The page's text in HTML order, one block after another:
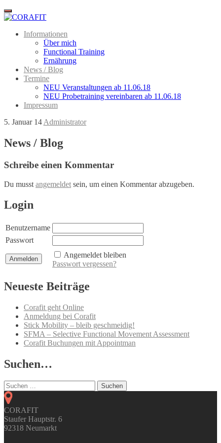
Menu
Informationen
Über mich
Functional Training
Ernährung
News / Blog
Termine
NEU Veranstaltungen ab 11.06.18
NEU Probetraining vereinbaren ab 11.06.18
Impressum
5. Januar 14 Administrator
News / Blog
Schreibe einen Kommentar
Du musst angemeldet sein, um einen Kommentar abzugeben.
Login
Benutzername
Passwort
Angemeldet bleiben
Passwort vergessen?
Neueste Beiträge
Corafit geht Online
Anmeldung bei Corafit
Stick Mobility – bleib geschmeidig!
SFMA – Selective Functional Movement Assessment
Corafit Buchungen mit Appointman
Suchen…
Suchen
nach:
CORAFIT
Staufer Hauptstr. 6
92318 Neumarkt